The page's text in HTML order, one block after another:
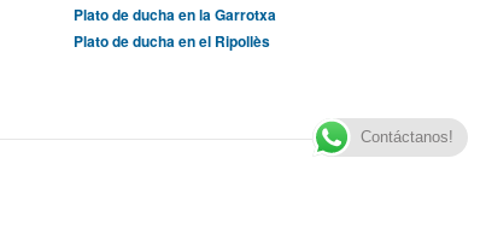
Plato de ducha en la Garrotxa
Plato de ducha en el Ripollès
Contáctanos!